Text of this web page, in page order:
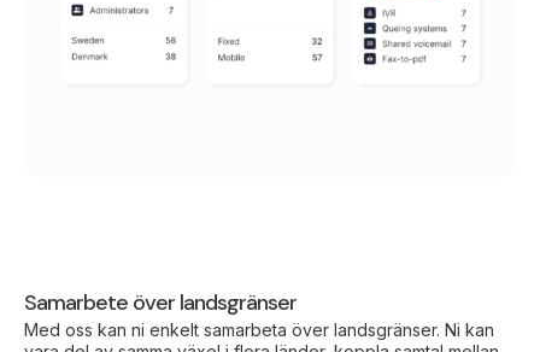
Samarbete över landsgränser
Med oss kan ni enkelt samarbeta över landsgränser. Ni kan